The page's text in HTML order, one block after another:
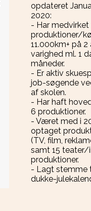
opdateret
2020:
- Har medvirket
produktioner/
11.000km+ på 2
varighed ml. 1
måneder.
- Er aktiv
job-søgende
af skolen.
- Har haft
6 produktioner.
- Været med i
optaget
(TV, film,
samt 15
produktioner.
- Lagt stemme
dukke-